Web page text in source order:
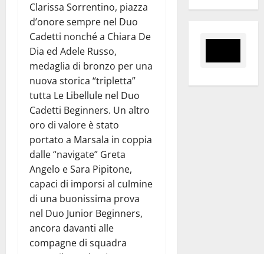
Clarissa Sorrentino, piazza
d’onore sempre nel Duo
Cadetti nonché a Chiara De
Dia ed Adele Russo,
medaglia di bronzo per una
nuova storica “tripletta”
tutta Le Libellule nel Duo
Cadetti Beginners. Un altro
oro di valore è stato
portato a Marsala in coppia
dalle “navigate” Greta
Angelo e Sara Pipitone,
capaci di imporsi al culmine
di una buonissima prova
nel Duo Junior Beginners,
ancora davanti alle
compagne di squadra